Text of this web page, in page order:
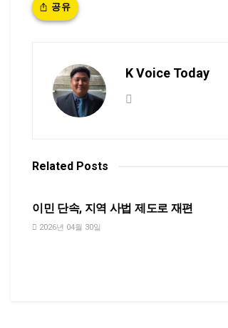
공유
K Voice Today
Related Posts
이민 단속, 지역 사법 제도로 재편
2026년 04월 30일